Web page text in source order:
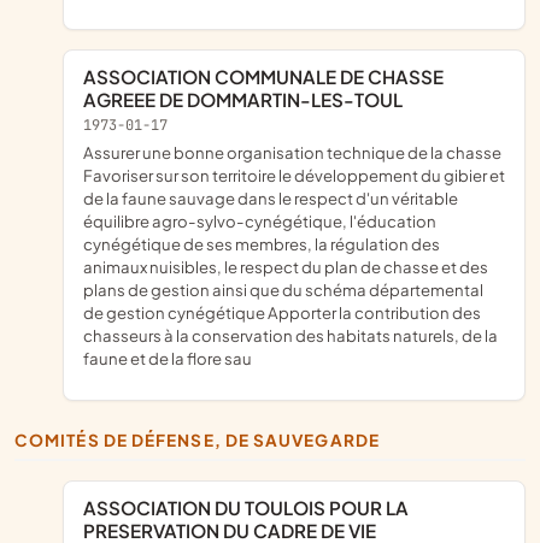
ASSOCIATION COMMUNALE DE CHASSE
AGREEE DE DOMMARTIN-LES-TOUL
1973-01-17
Assurer une bonne organisation technique de la chasse
Favoriser sur son territoire le développement du gibier et
de la faune sauvage dans le respect d'un véritable
équilibre agro-sylvo-cynégétique, l'éducation
cynégétique de ses membres, la régulation des
animaux nuisibles, le respect du plan de chasse et des
plans de gestion ainsi que du schéma départemental
de gestion cynégétique Apporter la contribution des
chasseurs à la conservation des habitats naturels, de la
faune et de la flore sau
COMITÉS DE DÉFENSE, DE SAUVEGARDE
ASSOCIATION DU TOULOIS POUR LA
PRESERVATION DU CADRE DE VIE